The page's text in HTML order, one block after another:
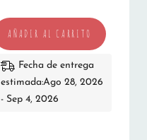
AÑADIR AL CARRITO
Fecha de entrega
estimada:Ago 28, 2026
- Sep 4, 2026